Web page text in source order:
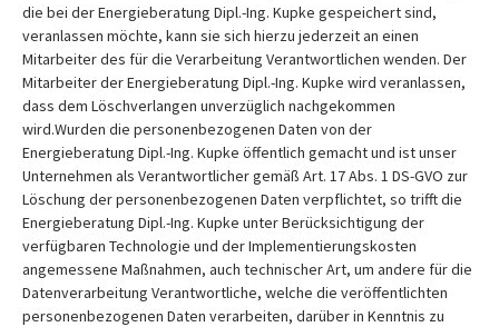
die bei der Energieberatung Dipl.-Ing. Kupke gespeichert sind,
veranlassen möchte, kann sie sich hierzu jederzeit an einen
Mitarbeiter des für die Verarbeitung Verantwortlichen wenden. Der
Mitarbeiter der Energieberatung Dipl.-Ing. Kupke wird veranlassen,
dass dem Löschverlangen unverzüglich nachgekommen
wird.Wurden die personenbezogenen Daten von der
Energieberatung Dipl.-Ing. Kupke öffentlich gemacht und ist unser
Unternehmen als Verantwortlicher gemäß Art. 17 Abs. 1 DS-GVO zur
Löschung der personenbezogenen Daten verpflichtet, so trifft die
Energieberatung Dipl.-Ing. Kupke unter Berücksichtigung der
verfügbaren Technologie und der Implementierungskosten
angemessene Maßnahmen, auch technischer Art, um andere für die
Datenverarbeitung Verantwortliche, welche die veröffentlichten
personenbezogenen Daten verarbeiten, darüber in Kenntnis zu